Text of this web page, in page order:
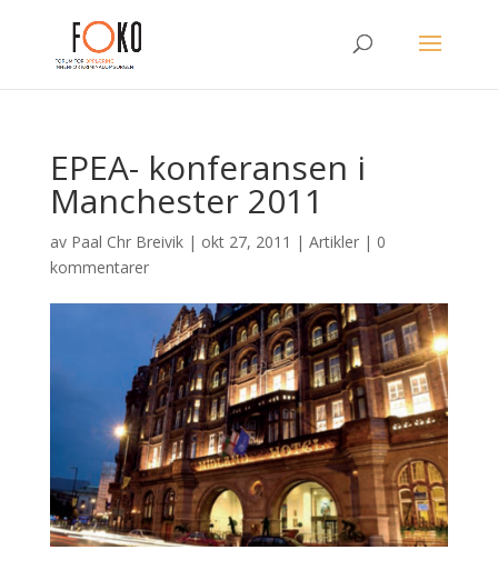
EPEA- konferansen i
Manchester 2011
av Paal Chr Breivik| okt 27, 2011 | Artikler| 0
kommentarer